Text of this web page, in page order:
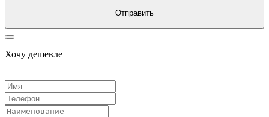
Отправить
Хочу дешевле